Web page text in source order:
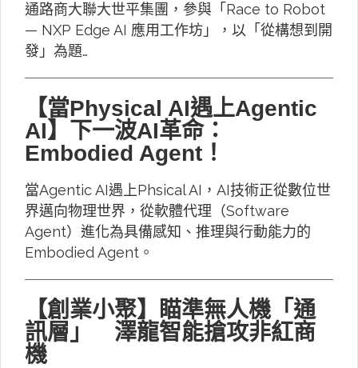
通路商大聯大世平集團，參與「Race to Robot
— NXP Edge AI 應用工作坊」，以「從構想到開
發」為題…
【當Physical AI遇上Agentic
AI】下一波AI革命：
Embodied Agent！
當Agentic AI遇上Phsical AI，AI技術正從數位世
界邁向物理世界，從軟體代理（Software
Agent）進化為具備感知、推理與行動能力的
Embodied Agent。
【創業小聚】瞄準無人機「通
訊層」 澤龍智能搶攻非紅商
機